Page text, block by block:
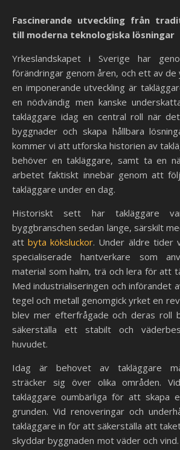
Fascinerande utveckling från traditionella metoder
till moderna teknologiska lösningar
Yrkeslandskapet i Sverige har
förändringar genom åren, och ett av
en imponerande utveckling är
en nödvändig men kanske
takläggare idag en central roll när
byggnader och skapa hållbara
kommer vi att utforska historien av
behöver en takläggare, samt ta en
arbetet faktiskt innebär genom att
takläggare under en dag.
Historiskt sett har takläggare
byggbranschen sedan länge, särskilt
attbyta köksluckor. Under äldre tider
specialiserade hantverkare som
material som halm, trä och lera för att
Med industrialiseringen och införandet
tegel och metall genomgick yrket en
blev mer efterfrågade och deras roll
säkerställa ett stabilt och
huvudet.
Idag är behovet av takläggare
sträcker sig över olika områden.
takläggare oumbärliga för att skapa
grunden. Vid renoveringar och
takläggare in för att säkerställa att
skyddar byggnaden mot väder och